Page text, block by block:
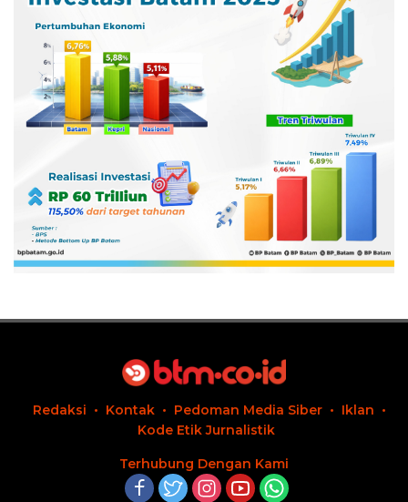
Redaksi Kontak Pedoman Media Siber
Iklan
Kode Etik Jurnalistik
Terhubung Dengan Kami